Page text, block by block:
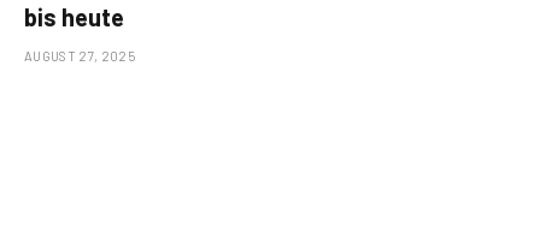
bis heute
AUGUST 27, 2025